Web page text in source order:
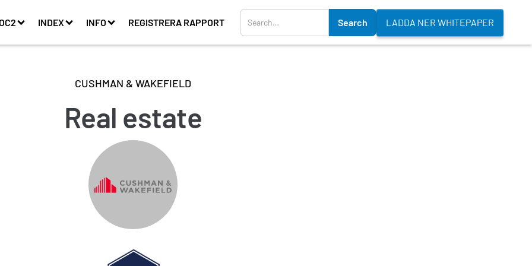
INDEX INFO REGISTRERA RAPPORT LADDA NER WHITEPAPER
CUSHMAN & WAKEFIELD
Real estate